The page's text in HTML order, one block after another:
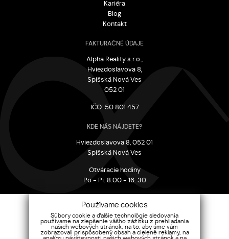
Kariéra
Blog
Kontakt
FAKTURAČNÉ ÚDAJE
Alpha Reality s.r.o.,
Hviezdoslavova 8,
Spišská Nová Ves
052 01
IČO: 50 801 457
KDE NÁS NÁJDETE?
Hviezdoslavova 8, 052 01
Spišská Nová Ves
Otváracie hodiny
Po - Pi: 8:00 - 16: 30
+421 915 140 759
info@alphareality.sk
Používame cookies
Súbory cookie a ďalšie technológie sledovania
používame na zlepšenie vášho zážitku z prehliadania
našich webových stránok, na to, aby sme vám
zobrazovali prispôsobený obsah a cielené reklamy, na